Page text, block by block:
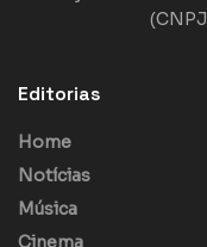
Editorias
Home
Notícias
Música
Cinema